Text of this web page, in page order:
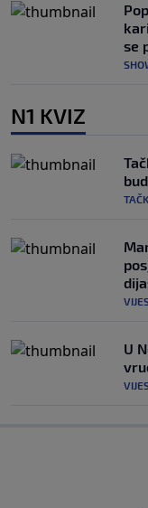
se
N1 KVIZ
U